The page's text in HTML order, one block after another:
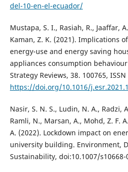
del-10-en-el-ecuador/
Mustapa, S. I., Rasiah, R., Jaaffar,
Kaman, Z. K. (2021). Implications
energy-use and energy saving
appliances consumption
Strategy Reviews, 38. 100765, ISSN
https://doi.org/10.1016/
Nasir, S. N. S., Ludin, N. A., Radzi,
Ramli, N., Marsan, A., Mohd, Z. F.
A. (2022). Lockdown impact on
university building. Environment,
Sustainability, doi:10.1007/s10668-